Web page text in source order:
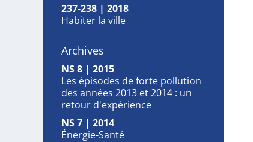
237-238 | 2018
Habiter la ville
Archives
NS 8 | 2015
Les épisodes de forte pollution
des années 2013 et 2014 : un
retour d'expérience
NS 7 | 2014
Énergie-Santé